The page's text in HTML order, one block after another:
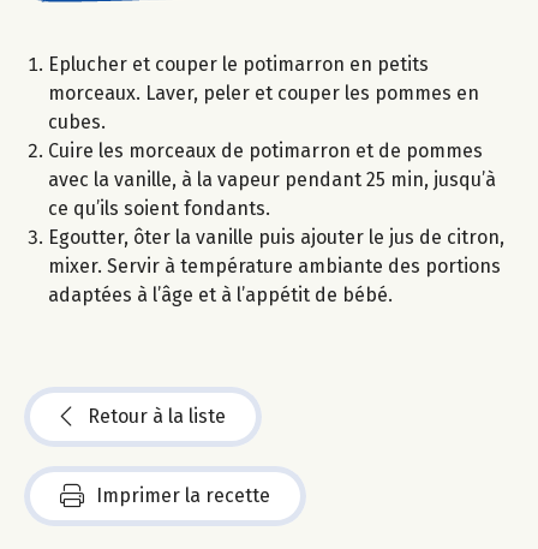
Eplucher et couper le potimarron en petits
morceaux. Laver, peler et couper les pommes en
cubes.
Cuire les morceaux de potimarron et de pommes
avec la vanille, à la vapeur pendant 25 min, jusqu’à
ce qu’ils soient fondants.
Egoutter, ôter la vanille puis ajouter le jus de citron,
mixer. Servir à température ambiante des portions
adaptées à l’âge et à l’appétit de bébé.
Retour à la liste
Imprimer la recette